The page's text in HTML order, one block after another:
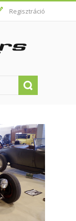
Regisztráció